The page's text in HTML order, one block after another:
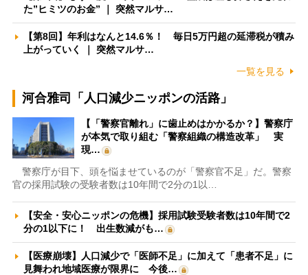
た”ヒミツのお金” ｜ 突然マルサ…
【第8回】年利はなんと14.6％！ 毎日5万円超の延滞税が積み
上がっていく ｜ 突然マルサ…
一覧を見る
河合雅司「人口減少ニッポンの活路」
【「警察官離れ」に歯止めはかかるか？】警察庁
が本気で取り組む「警察組織の構造改革」 実
現…
警察庁が目下、頭を悩ませているのが「警察官不足」だ。警察
官の採用試験の受験者数は10年間で2分の1以…
【安全・安心ニッポンの危機】採用試験受験者数は10年間で2
分の1以下に！ 出生数減がも…
【医療崩壊】人口減少で「医師不足」に加えて「患者不足」に
見舞われ地域医療が限界に 今後…